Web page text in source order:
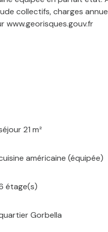
collectifs, charges
www.georisques.gouv.fr
21 m²
américaine (équipée)
étage(s)
Gorbella